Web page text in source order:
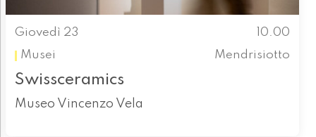
Giovedì 23
10.00
Musei
Mendrisiotto
Swissceramics
Museo Vincenzo Vela